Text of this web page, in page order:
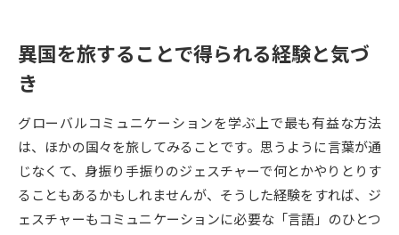
来場型・Web型イベント特集
受験準備 資料検索
志望校・出願校を調べる
異国を旅することで得られる経験と気づ
き
グローバルコミュニケーションを学ぶ上で最も有益な方法
は、ほかの国々を旅してみることです。思うように言葉が通
じなくて、身振り手振りのジェスチャーで何とかやりとりす
ることもあるかもしれませんが、そうした経験をすれば、ジ
ェスチャーもコミュニケーションに必要な「言語」のひとつ